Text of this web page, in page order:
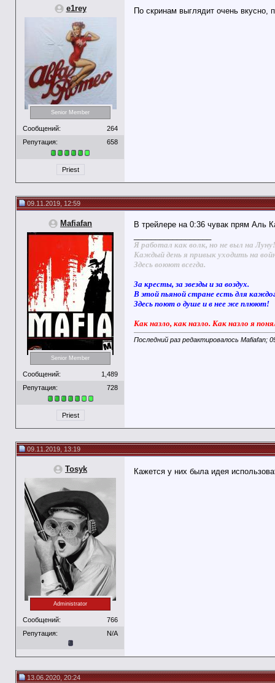
e1rey
Senior Member
Сообщений:
264
Репутация:
658
Priest
По скринам выглядит очень вкусно,
09.11.2019, 12:59
Mafiafan
Senior Member
Сообщений:
1,489
Репутация:
728
Priest
В трейлере на 0:36 чувак прям Аль
Я работал как волк, но не выл на Луну!
Каждый день я привык уходить на
Здесь воюют всегда.
За кресты, за звезды и за воздух.
В этой пьяной стране есть для
Здесь поют о душе и в нее же плюют!
Как назло, как назло. Как назло я
Последний раз редактировалось Mafiafan;
09.11.2019, 13:19
Tosyk
Administrator
Сообщений:
766
Репутация:
N/A
Кажется у них была идея
13.06.2020, 20:24